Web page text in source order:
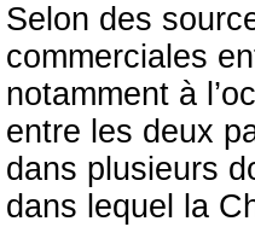
Selon des
commerciales
notamment à
entre les deux
dans plusieurs
dans lequel la